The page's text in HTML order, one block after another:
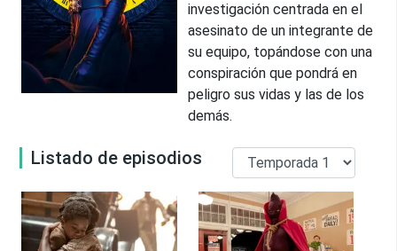
investigación centrada en el
asesinato de un integrante de
su equipo, topándose con una
conspiración que pondrá en
peligro sus vidas y las de los
demás.
Listado de episodios